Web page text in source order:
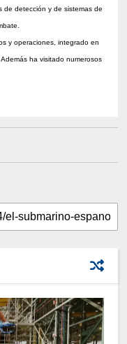
de detección y de sistemas de
y operaciones, integrado en
ha visitado numerosos